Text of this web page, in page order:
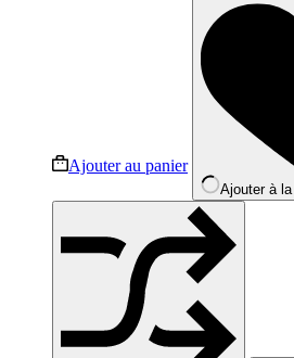
Ajouter au panier
Ajouter à